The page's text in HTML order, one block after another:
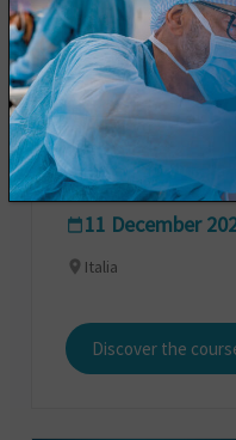
2-day training
11 December
Italia
Discover the